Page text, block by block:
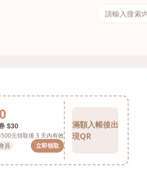
$30
元領取後 3 天內有效
員
立即領取
滿額入帳後出
現QR